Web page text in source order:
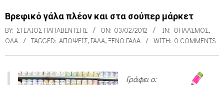
Βρεφικό γάλα πλέον και στα σούπερ μάρκετ
BY: ΣΤΈΛΙΟΣ ΠΑΠΑΒΈΝΤΣΗΣ ON: 03/02/2012 IN: ΘΗΛΑΣΜΌΣ,
ΌΛΑ
TAGGED: ΑΠΌΨΕΙΣ, ΓΆΛΑ,ΞΈΝΟ ΓΆΛΑ WITH: 0 COMMENTS
Γράφει ο: